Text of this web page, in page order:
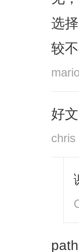
选
较
好
chris